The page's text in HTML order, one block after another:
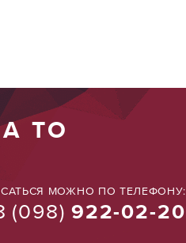
ТО
МОЖНО ПО ТЕЛЕФОНУ:
(098) 922-02-20